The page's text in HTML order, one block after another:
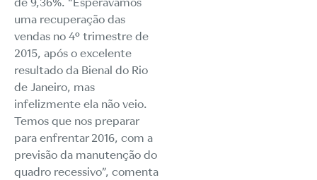
uma recuperação das
vendas no 4º trimestre de
2015, após o excelente
resultado da Bienal do Rio
de Janeiro, mas
infelizmente ela não veio.
Temos que nos preparar
para enfrentar 2016, com a
previsão da manutenção do
quadro recessivo”, comenta